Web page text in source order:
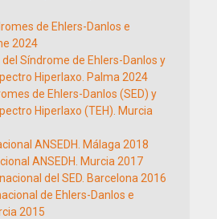
de Ehlers-Danlos e
2024
del Síndrome de Ehlers-Danlos y
Hiperlaxo. Palma 2024
de Ehlers-Danlos (SED) y
Hiperlaxo (TEH). Murcia
ANSEDH. Málaga 2018
ANSEDH. Murcia 2017
del SED. Barcelona 2016
de Ehlers-Danlos e
2015